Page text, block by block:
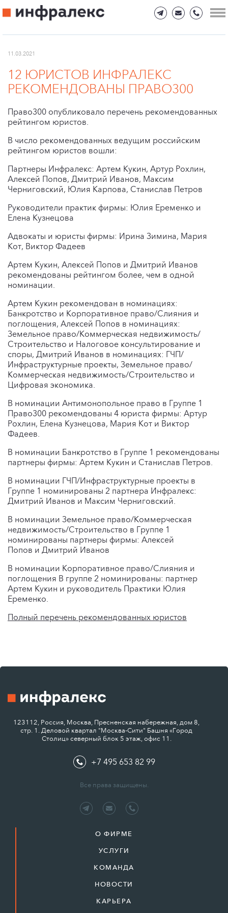
11.03.2021
12 ЮРИСТОВ ИНФРАЛЕКС
РЕКОМЕНДОВАНЫ ПРАВО300
Право300 опубликовало перечень рекомендованных
рейтингом юристов.
В число рекомендованных ведущим российским
рейтингом юристов вошли:
Партнеры Инфралекс: Артем Кукин, Артур Рохлин,
Алексей Попов, Дмитрий Иванов, Максим
Черниговский, Юлия Карпова, Станислав Петров
Руководители практик фирмы: Юлия Еременко и
Елена Кузнецова
Адвокаты и юристы фирмы: Ирина Зимина, Мария
Кот, Виктор Фадеев
Артем Кукин, Алексей Попов и Дмитрий Иванов
рекомендованы рейтингом более, чем в одной
номинации.
Артем Кукин рекомендован в номинациях:
Банкротство и Корпоративное право/Слияния и
поглощения, Алексей Попов в номинациях:
Земельное право/Коммерческая недвижимость/
Строительство и Налоговое консультирование и
споры, Дмитрий Иванов в номинациях: ГЧП/
Инфраструктурные проекты, Земельное право/
Коммерческая недвижимость/Строительство и
Цифровая экономика.
В номинации Антимонопольное право в Группе 1
Право300 рекомендованы 4 юриста фирмы: Артур
Рохлин, Елена Кузнецова, Мария Кот и Виктор
Фадеев.
В номинации Банкротство в Группе 1 рекомендованы
партнеры фирмы: Артем Кукин и Станислав Петров.
В номинации ГЧП/Инфраструктурные проекты в
Группе 1 номинированы 2 партнера Инфралекс:
Дмитрий Иванов и Максим Черниговский.
В номинации Земельное право/Коммерческая
недвижимость/Строительство в Группе 1
номинированы партнеры фирмы: Алексей
Попов и Дмитрий Иванов
В номинации Корпоративное право/Слияния и
поглощения В группе 2 номинированы: партнер
Артем Кукин и руководитель Практики Юлия
Еременко.
Полный перечень рекомендованных юристов
123112, Россия, Москва, Пресненская набережная, дом 8,
стр. 1. Деловой квартал "Москва-Сити" Башня «Город
Столиц» северный блок 5 этаж, офис 11.
+7 495 653 82 99
Все права защищены.
О ФИРМЕ
УСЛУГИ
КОМАНДА
НОВОСТИ
КАРЬЕРА